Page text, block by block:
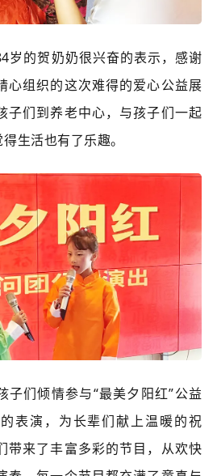
岁的贺奶奶很兴奋的表示，感谢
心组织的这次难得的爱心公益展
子们到养老中心，与孩子们一起
生活也有了乐趣。
子们倾情参与“最美夕阳红”公益
表演，为长辈们献上温暖的祝
带来了丰富多彩的节目，从欢快